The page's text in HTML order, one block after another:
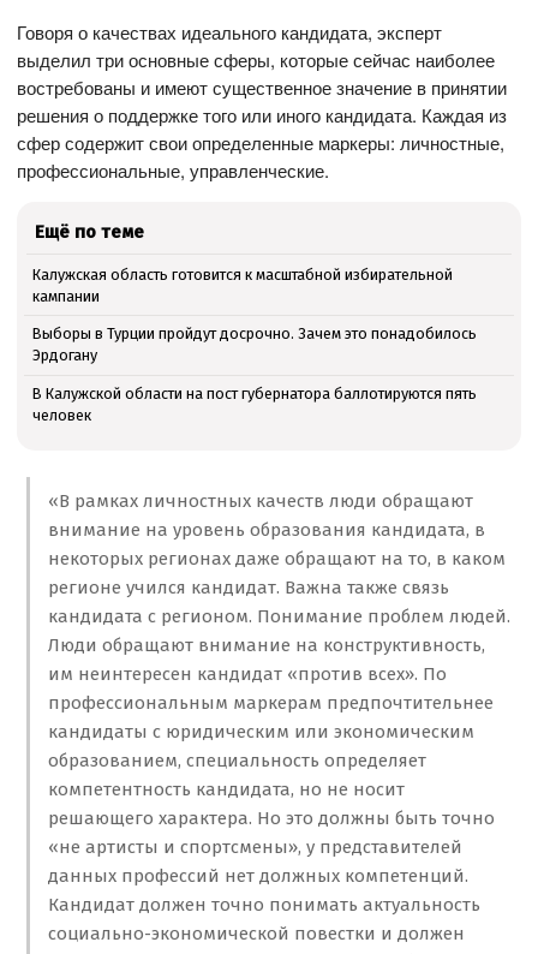
Говоря о качествах идеального кандидата, эксперт
выделил три основные сферы, которые сейчас наиболее
востребованы и имеют существенное значение в принятии
решения о поддержке того или иного кандидата. Каждая из
сфер содержит свои определенные маркеры: личностные,
профессиональные, управленческие.
Ещё по теме
Калужская область готовится к масштабной избирательной
кампании
Выборы в Турции пройдут досрочно. Зачем это понадобилось
Эрдогану
В Калужской области на пост губернатора баллотируются пять
человек
«В рамках личностных качеств люди обращают
внимание на уровень образования кандидата, в
некоторых регионах даже обращают на то, в каком
регионе учился кандидат. Важна также связь
кандидата с регионом. Понимание проблем людей.
Люди обращают внимание на конструктивность,
им неинтересен кандидат «против всех». По
профессиональным маркерам предпочтительнее
кандидаты с юридическим или экономическим
образованием, специальность определяет
компетентность кандидата, но не носит
решающего характера. Но это должны быть точно
«не артисты и спортсмены», у представителей
данных профессий нет должных компетенций.
Кандидат должен точно понимать актуальность
социально-экономической повестки и должен